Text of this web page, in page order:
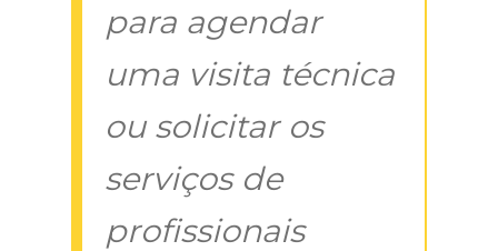
para agendar
uma visita técnica
ou solicitar os
serviços de
profissionais